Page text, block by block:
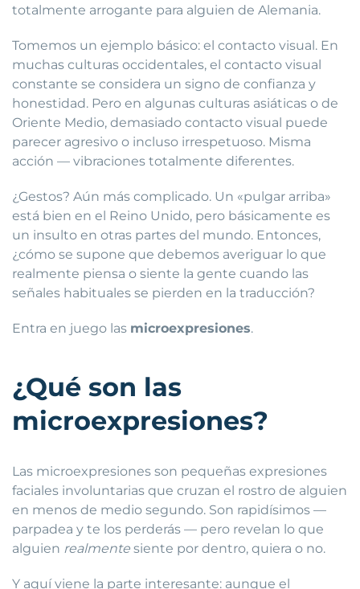
totalmente arrogante para alguien de Alemania.
Tomemos un ejemplo básico: el contacto visual. En
muchas culturas occidentales, el contacto visual
constante se considera un signo de confianza y
honestidad. Pero en algunas culturas asiáticas o de
Oriente Medio, demasiado contacto visual puede
parecer agresivo o incluso irrespetuoso. Misma
acción — vibraciones totalmente diferentes.
¿Gestos? Aún más complicado. Un «pulgar arriba»
está bien en el Reino Unido, pero básicamente es
un insulto en otras partes del mundo. Entonces,
¿cómo se supone que debemos averiguar lo que
realmente piensa o siente la gente cuando las
señales habituales se pierden en la traducción?
Entra en juego las microexpresiones.
¿Qué son las
microexpresiones?
Las microexpresiones son pequeñas expresiones
faciales involuntarias que cruzan el rostro de alguien
en menos de medio segundo. Son rapidísimos —
parpadea y te los perderás — pero revelan lo que
alguien realmente siente por dentro, quiera o no.
Y aquí viene la parte interesante: aunque el